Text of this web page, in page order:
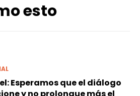
esto
Esperamos que el diálogo